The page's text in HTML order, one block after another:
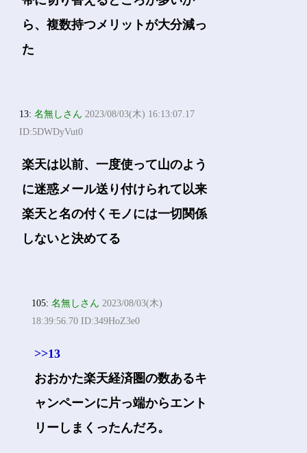
ら、複数持つメリットが大分減っ
た
13:名無しさん 2023/08/03(木) 16:13:07.17
ID:5DWDyVut0
楽天は以前、一度使って山のよう
に迷惑メール送り付けられて以来
楽天と名の付くモノには一切関係
しないと決めてる
105:名無しさん 2023/08/03(木)
18:39:56.70 ID:349HoZ3e0
>>13
おおかた楽天経済圏の数あるキ
ャンペーンに片っ端からエント
リーしまくったんだろ。